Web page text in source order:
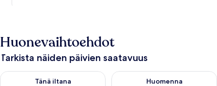
Huonevaihtoehdot
Tarkista näiden päivien saatavuus
Tänä iltana
Tarkista tämän illan saatavuus elok. 10 - elok. 11
Huomenna
Tarkista huomisen saatavuus